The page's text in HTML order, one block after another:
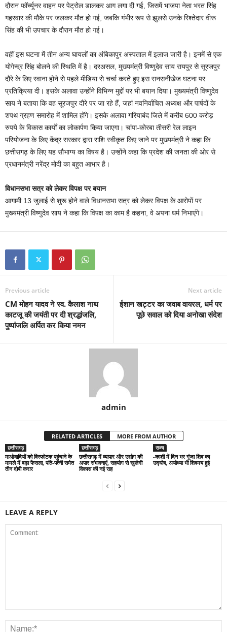
दौरान फॉर्च्यूनर वाहन पर पेट्रोल डालकर आग लगा दी गई, जिसमें भाजपा नेता भरत सिंह
गहरवार की मौके पर जलकर मौत हो गई, जबकि गंभीर रूप से झुलसे उनके रिश्तेदार वीरू
सिंह की भी उपचार के दौरान मौत हो गई।
वहीं इस घटना में तीन अन्य घायलों का अंबिकापुर अस्पताल में इलाज जारी है। इनमें से एक
योगेन्द्र सिंह बोलने की स्थिति में है। दरअसल, मुख्यमंत्री विष्णुदेव साय रायपुर से सूरजपुर
दौरे के लिए रवाना होने से पहले मीडिया से चर्चा करते हुए इस सनसनीखेज घटना पर
प्रतिक्रिया दी। इसके अलावा उन्होंने विभिन्न मुद्दों पर भी बयान दिया। मुख्यमंत्री विष्णुदेव
साय ने बताया कि वह सूरजपुर दौरे पर जा रहे हैं, जहां नवनिर्वाचित अध्यक्ष और पार्षदों के
शपथ ग्रहण समारोह में शामिल होंगे। इसके अलावा गरियाबंद जिले में करीब 600 करोड़
रुपये के विकास कार्यों का लोकार्पण किया जाएगा। चांपा-कोरबा तीसरी रेल लाइन
परियोजना के लिए केंद्र सरकार द्वारा राशि स्वीकृत किए जाने पर मुख्यमंत्री ने कहा कि
छत्तीसगढ़ के लिए यह सौभाग्य का विषय है। उन्होंने कहा कि प्रदेश की जनता की ओर से
प्रधानमंत्री नरेंद्र मोदी का बहुत आभार है।
विधानसभा सत्र को लेकर विपक्ष पर बयान
आगामी 13 जुलाई से शुरू होने वाले विधानसभा सत्र को लेकर विपक्ष के आरोपों पर
मुख्यमंत्री विष्णुदेव साय ने कहा कि विपक्ष का काम है कहना, वे अपना धर्म निभाएंगे।
Previous article
CM मोहन यादव ने स्व. कैलाश नाथ
काटजू की जयंती पर दी श्रद्धांजलि,
पुष्पांजलि अर्पित कर किया नमन
Next article
ईशान खट्टर का जवाब वायरल, धर्म पर
पूछे सवाल को दिया अनोखा संदेश
admin
RELATED ARTICLES MORE FROM AUTHOR
छत्तीसगढ़
माओवादियों को विस्फोटक पहुंचाने के
मामले में बड़ा फैसला, पति-पत्नी समेत
तीन दोषी करार
छत्तीसगढ़
छत्तीसगढ़ में व्यापार और उद्योग की
अपार संभावनाएं, सहयोग से खुलेगी
विकास की नई राह
राज्य
-काशी में दिन भर गूंजा शिव का
उद्घोष, अयोध्या भी शिवमय हुई
LEAVE A REPLY